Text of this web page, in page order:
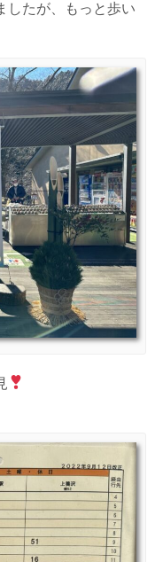
したが、もっと歩い